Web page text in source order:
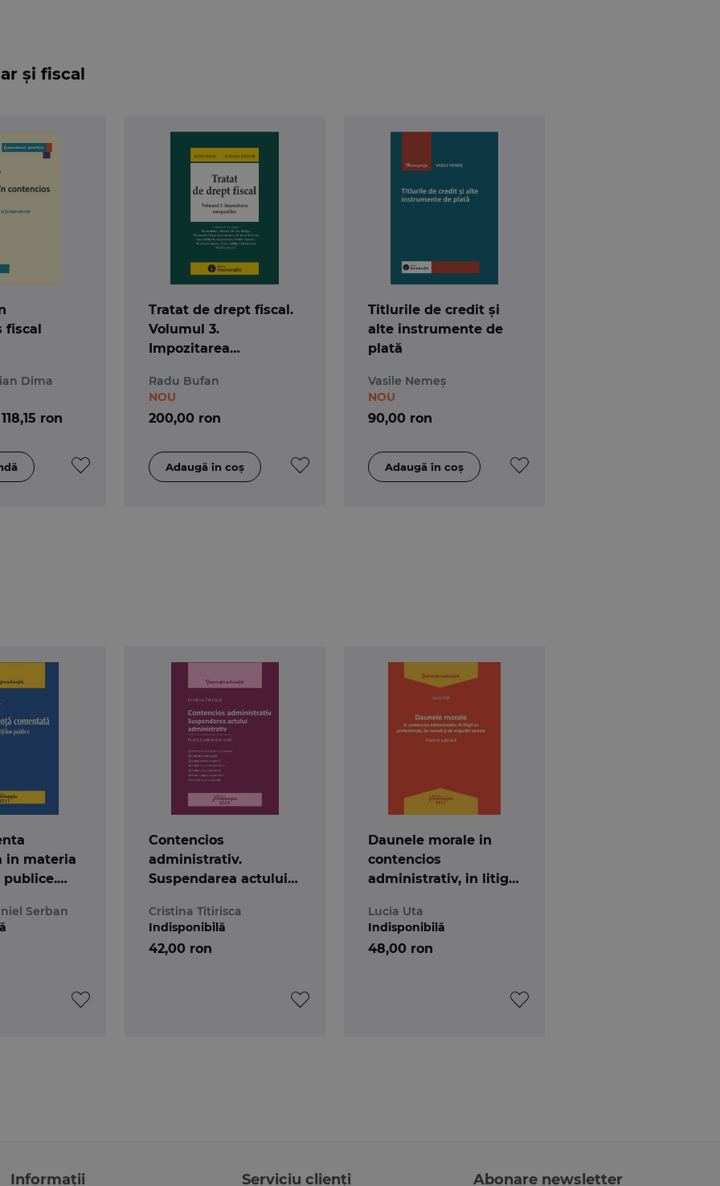
și fiscal
fiscal
Dima
118,15 ron
Tratat de drept fiscal.
Volumul 3.
Impozitarea
Radu Bufan
200,00 ron
NOU
Titlurile de credit și
alte instrumente de
plată
Vasile Nemeș
90,00 ron
NOU
in materia
Serban
Contencios
administrativ.
Suspendarea actului
judiciara recenta
Cristina Titirisca
42,00 ron
Indisponibilă
Daunele morale in
contencios
administrativ, in litigii
munca si de asigurari
sociale
Lucia Uta
48,00 ron
Indisponibilă
Informații Serviciu clienți Abonare newsletter